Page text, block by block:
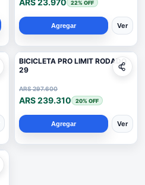
ARS 23.970 22% OFF
Agregar Ver
BICICLETA PRO LIMIT RODADO
29
ARS 297.600
ARS 239.310 20% OFF
Agregar Ver